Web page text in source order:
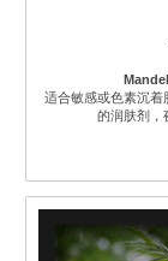
适合敏感或色素沉着
的润肤剂，